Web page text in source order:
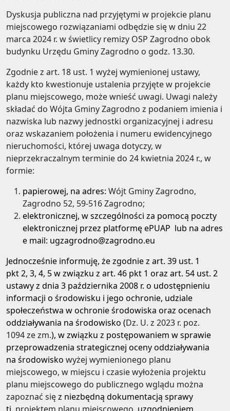
Dyskusja publiczna nad przyjętymi w projekcie planu
miejscowego rozwiązaniami odbędzie się w dniu 22
marca 2024 r. w świetlicy remizy OSP Zagrodno obok
budynku Urzędu Gminy Zagrodno o godz. 13.30.
Zgodnie z art. 18 ust. 1 wyżej wymienionej ustawy,
każdy kto kwestionuje ustalenia przyjęte w projekcie
planu miejscowego, może wnieść uwagi. Uwagi należy
składać do Wójta Gminy Zagrodno z podaniem imienia i
nazwiska lub nazwy jednostki organizacyjnej i adresu
oraz wskazaniem położenia i numeru ewidencyjnego
nieruchomości, której uwaga dotyczy, w
nieprzekraczalnym terminie do 24 kwietnia 2024 r., w
formie:
papierowej, na adres: Wójt Gminy Zagrodno,
Zagrodno 52, 59-516 Zagrodno;
elektronicznej, w szczególności za pomocą poczty
elektronicznej przez platformę ePUAP lub na adres
e mail: ugzagrodno@zagrodno.eu
Jednocześnie informuję, że zgodnie z art. 39 ust. 1
pkt 2, 3, 4, 5 w związku z art. 46 pkt 1 oraz art. 54 ust. 2
ustawy z dnia 3 października 2008 r. o udostępnieniu
informacji o środowisku i jego ochronie, udziale
społeczeństwa w ochronie środowiska oraz ocenach
oddziaływania na środowisko (Dz. U. z 2023 r. poz.
1094 ze zm.), w związku z postępowaniem w sprawie
przeprowadzenia strategicznej oceny oddziaływania
na środowisko wyżej wymienionego planu
miejscowego, w miejscu i czasie wyłożenia projektu
planu miejscowego do publicznego wglądu można
zapoznać sięz niezbędną dokumentacją sprawy